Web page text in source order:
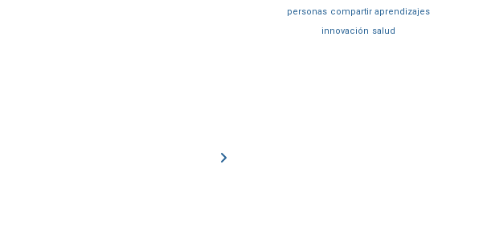
personas compartir aprendizajes
innovación salud